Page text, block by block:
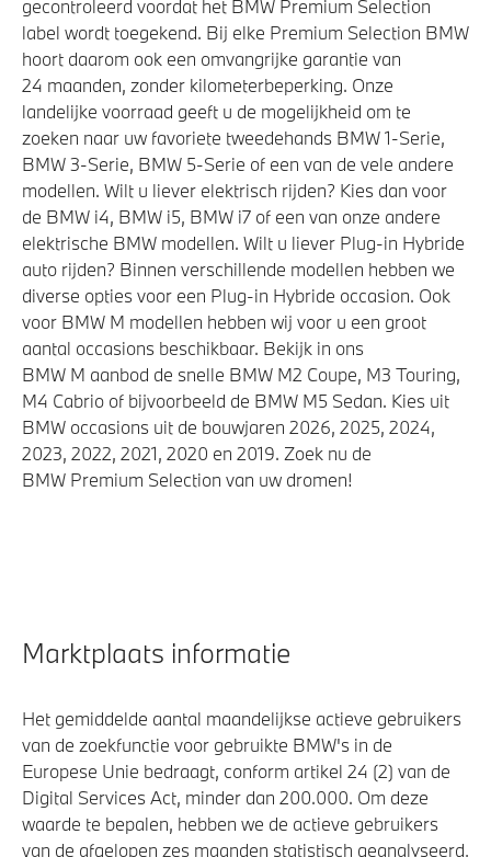
gecontroleerd voordat het BMW Premium Selection
label wordt toegekend. Bij elke Premium Selection BMW
hoort daarom ook een omvangrijke garantie van
24 maanden, zonder kilometerbeperking. Onze
landelijke voorraad geeft u de mogelijkheid om te
zoeken naar uw favoriete tweedehands BMW 1-Serie,
BMW 3-Serie, BMW 5-Serie of een van de vele andere
modellen. Wilt u liever elektrisch rijden? Kies dan voor
de BMW i4, BMW i5, BMW i7 of een van onze andere
elektrische BMW modellen. Wilt u liever Plug-in Hybride
auto rijden? Binnen verschillende modellen hebben we
diverse opties voor een Plug-in Hybride occasion. Ook
voor BMW M modellen hebben wij voor u een groot
aantal occasions beschikbaar. Bekijk in ons
BMW M aanbod de snelle BMW M2 Coupe, M3 Touring,
M4 Cabrio of bijvoorbeeld de BMW M5 Sedan. Kies uit
BMW occasions uit de bouwjaren 2026, 2025, 2024,
2023, 2022, 2021, 2020 en 2019. Zoek nu de
BMW Premium Selection van uw dromen!
Marktplaats informatie
Het gemiddelde aantal maandelijkse actieve gebruikers
van de zoekfunctie voor gebruikte BMW's in de
Europese Unie bedraagt, conform artikel 24 (2) van de
Digital Services Act, minder dan 200.000. Om deze
waarde te bepalen, hebben we de actieve gebruikers
van de afgelopen zes maanden statistisch geanalyseerd,